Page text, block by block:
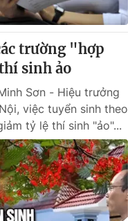
trường "hợp
sinh ảo
Sơn - Hiệu trưởng
việc tuyển sinh theo
tỷ lệ thí sinh "ảo"...